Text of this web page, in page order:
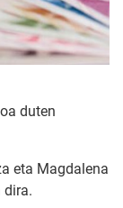
duten
eta Magdalena
dira.